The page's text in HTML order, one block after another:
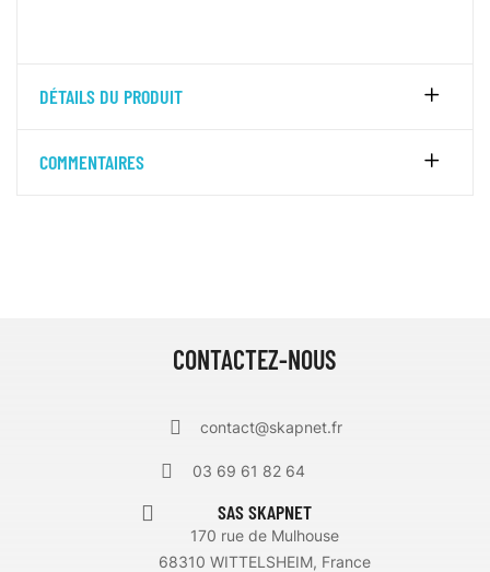
DÉTAILS DU PRODUIT
COMMENTAIRES
CONTACTEZ-NOUS
contact@skapnet.fr
03 69 61 82 64
SAS SKAPNET
170 rue de Mulhouse
68310 WITTELSHEIM, France